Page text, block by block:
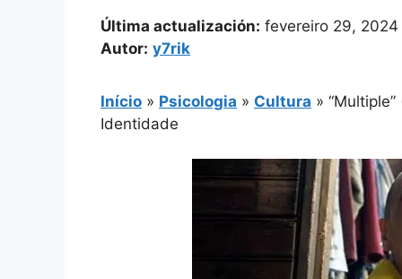
Última actualización: fevereiro 29, 2024
Autor: y7rik
Início » Psicologia » Cultura »
Identidade